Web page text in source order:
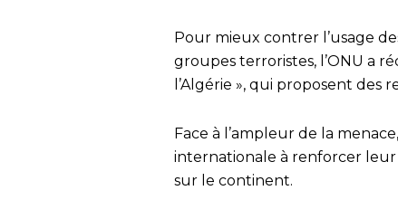
Pour mieux contrer l’usage
groupes terroristes, l’ONU a
l’Algérie », qui proposent des
Face à l’ampleur de la
internationale à renforcer leur
sur le continent.